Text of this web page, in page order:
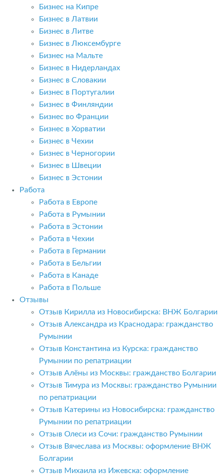
Бизнес на Кипре
Бизнес в Латвии
Бизнес в Литве
Бизнес в Люксембурге
Бизнес на Мальте
Бизнес в Нидерландах
Бизнес в Словакии
Бизнес в Португалии
Бизнес в Финляндии
Бизнес во Франции
Бизнес в Хорватии
Бизнес в Чехии
Бизнес в Черногории
Бизнес в Швеции
Бизнес в Эстонии
Работа
Работа в Европе
Работа в Румынии
Работа в Эстонии
Работа в Чехии
Работа в Германии
Работа в Бельгии
Работа в Канаде
Работа в Польше
Отзывы
Отзыв Кирилла из Новосибирска: ВНЖ Болгарии
Отзыв Александра из Краснодара: гражданство
Румынии
Отзыв Константина из Курска: гражданство
Румынии по репатриации
Отзыв Алёны из Москвы: гражданство Болгарии
Отзыв Тимура из Москвы: гражданство Румынии
по репатриации
Отзыв Катерины из Новосибирска: гражданство
Румынии по репатриации
Отзыв Олеси из Сочи: гражданство Румынии
Отзыв Вячеслава из Москвы: оформление ВНЖ
Болгарии
Отзыв Михаила из Ижевска: оформление